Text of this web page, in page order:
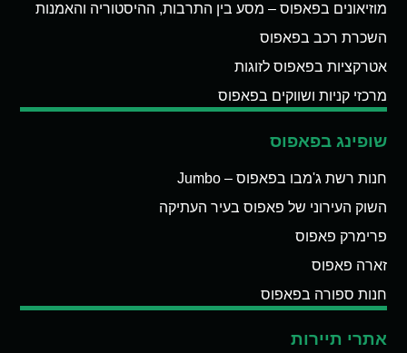
מוזיאונים בפאפוס – מסע בין התרבות, ההיסטוריה והאמנות
השכרת רכב בפאפוס
אטרקציות בפאפוס לזוגות
מרכזי קניות ושווקים בפאפוס
שופינג בפאפוס
חנות רשת ג'מבו בפאפוס – Jumbo
השוק העירוני של פאפוס בעיר העתיקה
פרימרק פאפוס
זארה פאפוס
חנות ספורה בפאפוס
אתרי תיירות